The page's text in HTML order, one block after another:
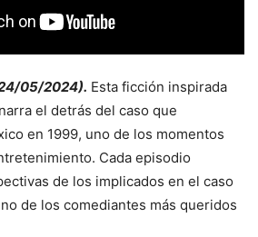
05/2024). Esta ficción inspirada
el detrás del caso que
en 1999, uno de los momentos
Cada episodio
de los implicados en el caso
de los comediantes más queridos